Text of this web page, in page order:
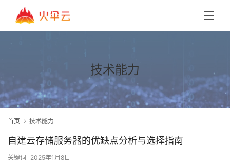
技术能力
首页 技术能力
自建云存储服务器的优缺点分析与选择指南
关键词 2025年1月8日